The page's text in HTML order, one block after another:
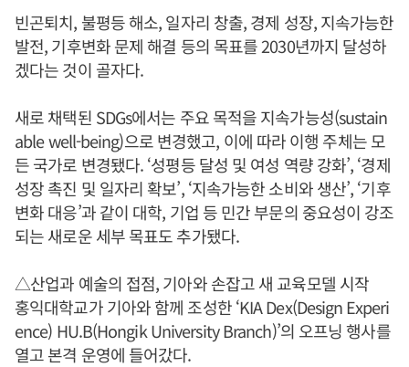
빈곤퇴치, 불평등 해소, 일자리 창출, 경제 성장, 지속가능한
발전, 기후변화 문제 해결 등의 목표를 2030년까지 달성하
겠다는 것이 골자다.
새로 채택된 SDGs에서는 주요 목적을 지속가능성(sustain
able well-being)으로 변경했고, 이에 따라 이행 주체는 모
든 국가로 변경됐다. ‘성평등 달성 및 여성 역량 강화’, ‘경제
성장 촉진 및 일자리 확보’, ‘지속가능한 소비와 생산’, ‘기후
변화 대응’과 같이 대학, 기업 등 민간 부문의 중요성이 강조
되는 새로운 세부 목표도 추가됐다.
△산업과 예술의 접점, 기아와 손잡고 새 교육모델 시작
홍익대학교가 기아와 함께 조성한 ‘KIA Dex(Design Experi
ence) HU.B(Hongik University Branch)’의 오프닝 행사를
열고 본격 운영에 들어갔다.